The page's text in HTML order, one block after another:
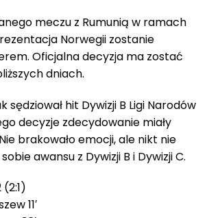
meczu z Rumunią w ramach
Norwegii zostanie
Oficjalna decyzja ma zostać
dniach.
sędziował hit Dywizji B Ligi Narodów
decyzje zdecydowanie miały
brakowało emocji, ale nikt nie
awansu z Dywizji B i Dywizji C.
(2:1)
11′